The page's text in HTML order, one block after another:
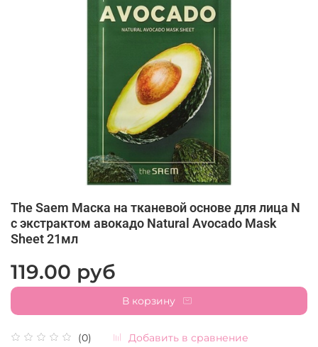
The Saem Маска на тканевой основе для лица N
с экстрактом авокадо Natural Avocado Mask
Sheet 21мл
(0) Добавить в сравнение
119.00 руб
В корзину